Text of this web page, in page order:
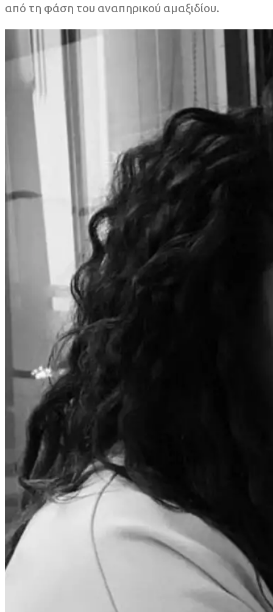
από τη φάση του αναπηρικού αμαξιδίου.